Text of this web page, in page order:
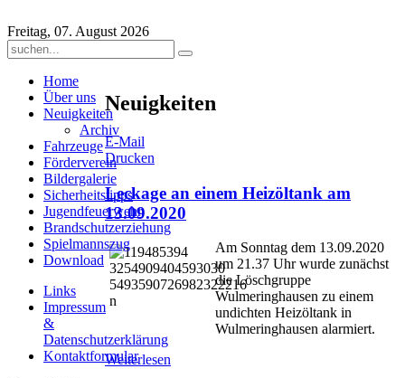
Freitag, 07. August 2026
Neuigkeiten
E-Mail
Drucken
Leckage an einem Heizöltank am
13.09.2020
Am Sonntag dem 13.09.2020
um 21.37 Uhr wurde zunächst
die Löschgruppe
Wulmeringhausen zu einem
undichten Heizöltank in
Wulmeringhausen alarmiert.
Weiterlesen
Home
Über uns
Neuigkeiten
Archiv
Fahrzeuge
Förderverein
Bildergalerie
Sicherheitstipps
Jugendfeuerwehr
Brandschutzerziehung
Spielmannszug
Download
Links
Impressum
&
Datenschutzerklärung
Kontaktformular